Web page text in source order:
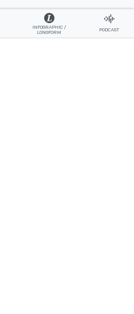
INFOGRAPHIC /
LONGFORM
PODCAST